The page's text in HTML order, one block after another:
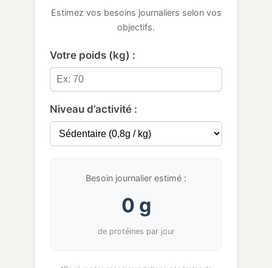
Estimez vos besoins journaliers selon vos
objectifs.
Votre poids (kg) :
Niveau d’activité :
Besoin journalier estimé :
0 g
de protéines par jour